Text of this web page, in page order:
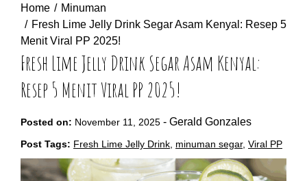
Home
Minuman
Fresh Lime Jelly Drink Segar Asam Kenyal: Resep 5
Menit Viral PP 2025!
Fresh Lime Jelly Drink Segar Asam Kenyal:
Resep 5 Menit Viral PP 2025!
Posted on: November 11, 2025 - Gerald Gonzales
Post Tags: Fresh Lime Jelly Drink, minuman segar, Viral PP